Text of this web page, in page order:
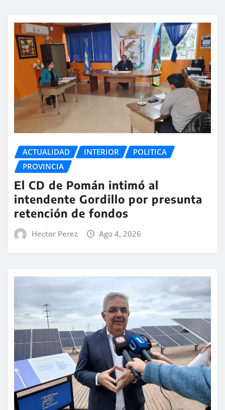
ACTUALIDAD INTERIOR
POLITICA
PROVINCIA
El CD de Pomán intimó al
intendente Gordillo por presunta
retención de fondos
Hector Perez Ago 4, 2026